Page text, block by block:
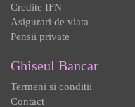
Credite IFN
Asigurari de viata
Pensii private
Ghiseul Bancar
Termeni si conditii
Contact